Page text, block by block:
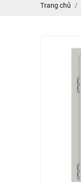
Trang chủ